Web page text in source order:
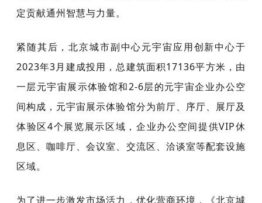
定贡献通州智慧与力量。
紧随其后，北京城市副中心元宇宙应用创新中心于
2023年3月建成投用 ，总建筑面积17136平方米，由
一层元宇宙展示体验馆和2-6层的元宇宙企业办公空
间构成，元宇宙展示体验馆分为前厅、序厅、展厅及
体验区4个展览展示区域，企业办公空间提供VIP休
息区、咖啡厅、会议室、交流区、洽谈室等配套设施
区域。
为了进一步激发市场活力，优化营商环境， 《北京城